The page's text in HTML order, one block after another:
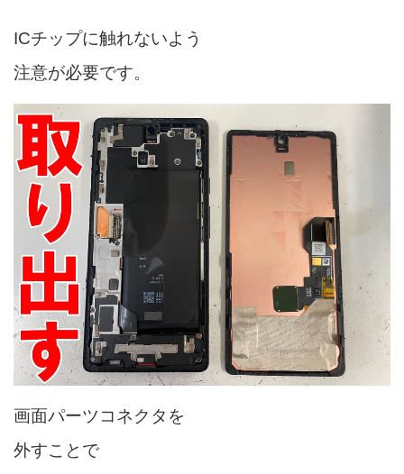
ICチップに触れないよう
注意が必要です。
画面パーツコネクタを
外すことで